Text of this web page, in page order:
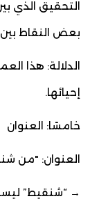
التحقيق الذي
بعض النقاط
الدلالة: هذا
إحيائها.
خامسًا: العنوان
العنوان: "من
→ “شنقيط”